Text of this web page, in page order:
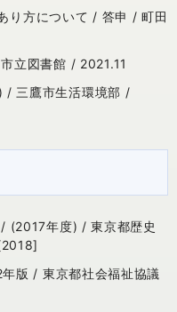
り方について / 答申 / 町田
立図書館 / 2021.11
/ 三鷹市生活環境部 /
(2017年度) / 東京都歴史
版 / 東京都社会福祉協議